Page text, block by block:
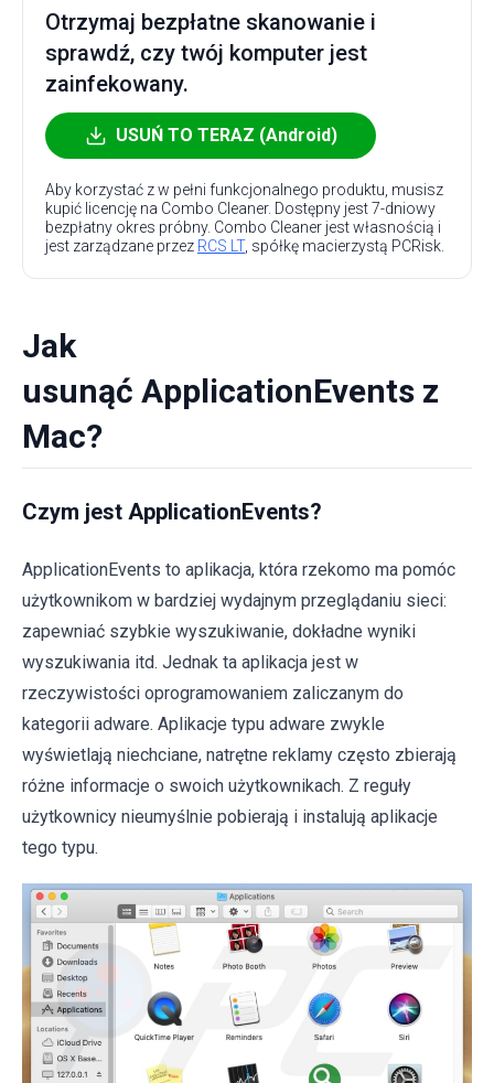
Otrzymaj bezpłatne skanowanie i
sprawdź, czy twój komputer jest
zainfekowany.
USUŃ TO TERAZ (Android)
Aby korzystać z w pełni funkcjonalnego produktu, musisz
kupić licencję na Combo Cleaner. Dostępny jest 7-dniowy
bezpłatny okres próbny. Combo Cleaner jest własnością i
jest zarządzane przez RCS LT, spółkę macierzystą PCRisk.
Jak
usunąć ApplicationEvents z
Mac?
Czym jest ApplicationEvents?
ApplicationEvents to aplikacja, która rzekomo ma pomóc
użytkownikom w bardziej wydajnym przeglądaniu sieci:
zapewniać szybkie wyszukiwanie, dokładne wyniki
wyszukiwania itd. Jednak ta aplikacja jest w
rzeczywistości oprogramowaniem zaliczanym do
kategorii adware. Aplikacje typu adware zwykle
wyświetlają niechciane, natrętne reklamy często zbierają
różne informacje o swoich użytkownikach. Z reguły
użytkownicy nieumyślnie pobierają i instalują aplikacje
tego typu.